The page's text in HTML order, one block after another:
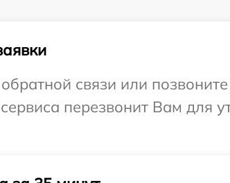
связи или
перезвонит Вам для